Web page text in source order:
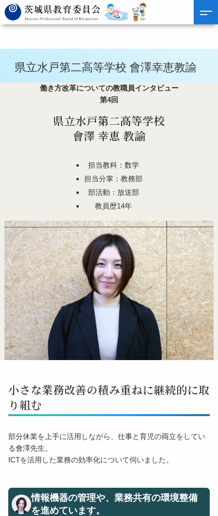
県立水戸第二高等学校 會澤幸恵教諭
働き方改革についての教職員インタビュー
第4回
県立水戸第二高等学校
會澤 幸恵 教諭
担当教科：数学
担当分掌：教務部
部活動：放送部
教員歴14年
小さな業務改善の積み重ねに継続的に取
り組む
部分休業を上手に活用しながら、仕事と育児の両立をしてい
る會澤先生。
ICTを活用した業務の効率化について伺いました。
情報機器の管理や、業務共有の環境整備
を進めています。